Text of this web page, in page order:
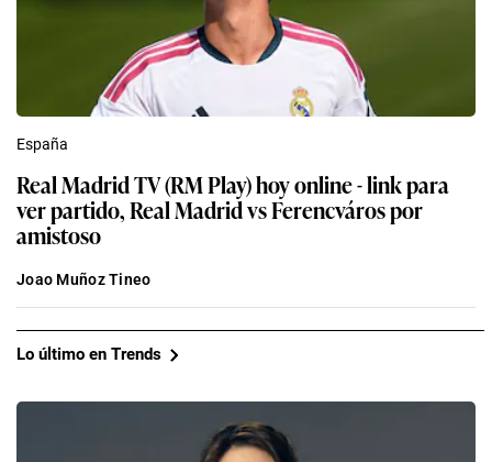
España
Real Madrid TV (RM Play) hoy online - link para
ver partido, Real Madrid vs Ferencváros por
amistoso
Joao Muñoz Tineo
Lo último en Trends